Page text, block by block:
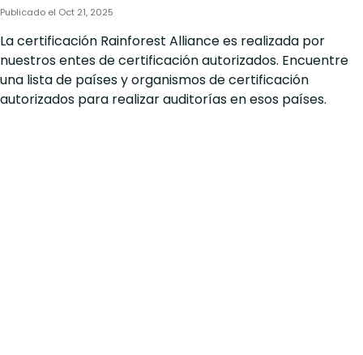
Publicado el Oct 21, 2025
La certificación Rainforest Alliance es realizada por
nuestros entes de certificación autorizados. Encuentre
una lista de países y organismos de certificación
autorizados para realizar auditorías en esos países.